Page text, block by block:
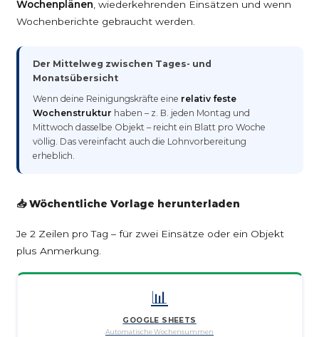
Wochenplänen, wiederkehrenden Einsätzen und wenn
Wochenberichte gebraucht werden.
Der Mittelweg zwischen Tages- und
Monatsübersicht
Wenn deine Reinigungskräfte eine relativ feste
Wochenstruktur haben – z. B. jeden Montag und
Mittwoch dasselbe Objekt – reicht ein Blatt pro Woche
völlig. Das vereinfacht auch die Lohnvorbereitung
erheblich.
📥 Wöchentliche Vorlage herunterladen
Je 2 Zeilen pro Tag – für zwei Einsätze oder ein Objekt
plus Anmerkung.
📊
GOOGLE SHEETS
Automatische Wochensummen